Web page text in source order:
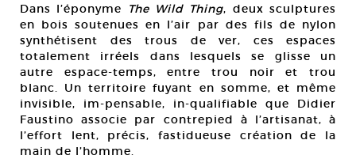
Dans l’éponyme
The Wild Thing, deux sculptures
en bois soutenues en l’air par des fils de nylon
synthétisent des trous de ver, ces espaces
totalement irréels dans lesquels se glisse un
autre espace-temps, entre trou noir et trou
blanc. Un territoire fuyant en somme, et même
invisible, im-pensable, in-qualifiable que Didier
Faustino associe par contrepied à l’artisanat, à
l’effort lent, précis, fastidueuse création de la
main de l’homme.